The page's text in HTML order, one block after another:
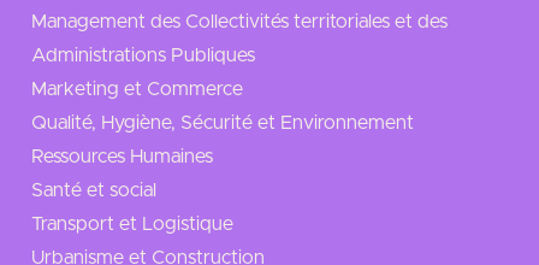
Management des Collectivités territoriales et des
Administrations Publiques
Marketing et Commerce
Qualité, Hygiène, Sécurité et Environnement
Ressources Humaines
Santé et social
Transport et Logistique
Urbanisme et Construction